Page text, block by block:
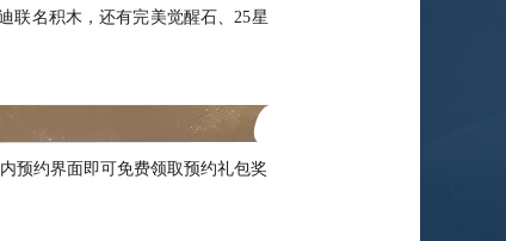
名积木，还有完美觉醒石、25星
约界面即可免费领取预约礼包奖